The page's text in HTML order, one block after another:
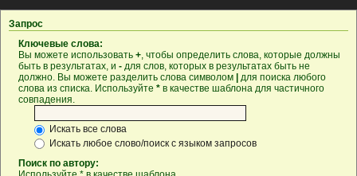
Запрос
Ключевые слова:
Вы можете использовать +, чтобы определить слова, которые должны
быть в результатах, и - для слов, которых в результатах быть не
должно. Вы можете разделить слова символом
для поиска любого
слова из списка. Используйте * в качестве шаблона для частичного
совпадения.
Искать все слова
Искать любое слово/поиск с языком запросов
Поиск по автору: